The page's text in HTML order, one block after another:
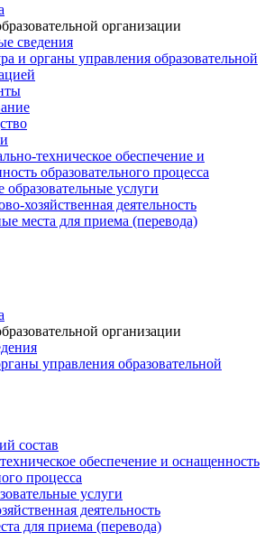
организации
сведения
и органы управления образовательной
техническое обеспечение и
образовательного процесса
услуги
хозяйственная деятельность
места для приема (перевода)
организации
управления образовательной
состав
обеспечение и оснащенность
процесса
услуги
деятельность
для приема (перевода)